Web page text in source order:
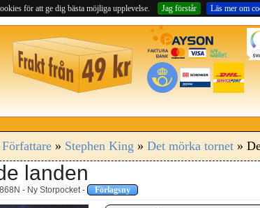
för att ge dig bästa möjliga upplevelse. Jag förstår Läs mer om
Författare» Stephen King » Det mörka tornet»
landen
- Ny Storpocket - Förlagsny